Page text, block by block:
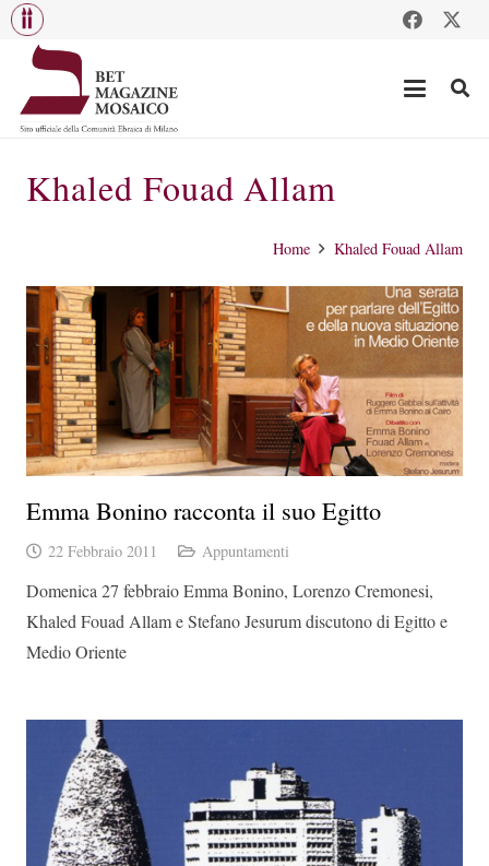
Khaled Fouad Allam
Home Khaled Fouad Allam
Emma Bonino racconta il suo Egitto
22 Febbraio 2011 Appuntamenti
Domenica 27 febbraio Emma Bonino, Lorenzo Cremonesi,
Khaled Fouad Allam e Stefano Jesurum discutono di Egitto e
Medio Oriente